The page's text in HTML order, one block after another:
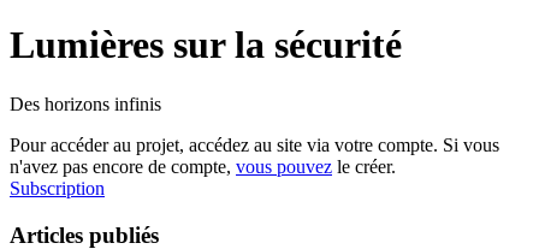
Lumières sur la sécurité
Des horizons infinis
Pour accéder au projet, accédez au site via votre compte. Si vous
n'avez pas encore de compte, vous pouvez le créer.
Subscription
Articles publiés